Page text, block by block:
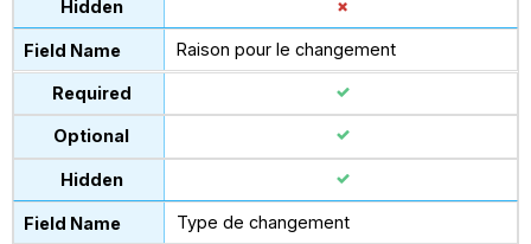
Raison pour le changement
Type de changement